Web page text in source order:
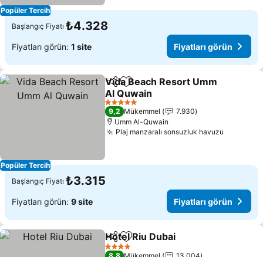
Popüler Tercih
Başlangıç Fiyatı ₺4.328
Fiyatları görün: 1 site Fiyatları görün
Popüler Tercih
PaylaşFavorilerime ekle
Vida Beach Resort Umm
Al Quwain
5 Yıldız
9,2 Mükemmel
7.930
Umm Al-Quwain
Plaj manzaralı sonsuzluk havuzu
Başlangıç Fiyatı ₺3.315
Fiyatları görün: 9 site Fiyatları görün
PaylaşFavorilerime ekle
Hotel Riu Dubai
4 Yıldız